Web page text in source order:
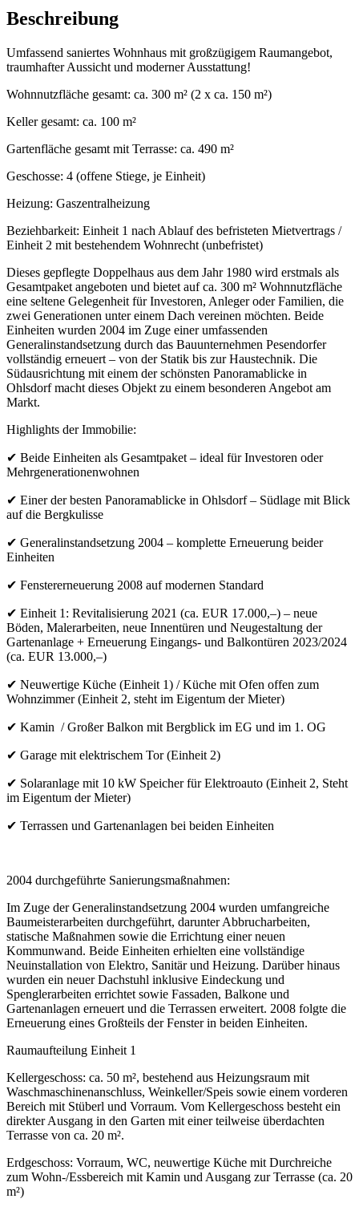
Beschreibung
Umfassend saniertes Wohnhaus mit großzügigem Raumangebot,
traumhafter Aussicht und moderner Ausstattung!
Wohnnutzfläche gesamt: ca. 300 m² (2 x ca. 150 m²)
Keller gesamt: ca. 100 m²
Gartenfläche gesamt mit Terrasse: ca. 490 m²
Geschosse: 4 (offene Stiege, je Einheit)
Heizung: Gaszentralheizung
Beziehbarkeit: Einheit 1 nach Ablauf des befristeten Mietvertrags /
Einheit 2 mit bestehendem Wohnrecht (unbefristet)
Dieses gepflegte Doppelhaus aus dem Jahr 1980 wird erstmals als
Gesamtpaket angeboten und bietet auf ca. 300 m² Wohnnutzfläche
eine seltene Gelegenheit für Investoren, Anleger oder Familien, die
zwei Generationen unter einem Dach vereinen möchten. Beide
Einheiten wurden 2004 im Zuge einer umfassenden
Generalinstandsetzung durch das Bauunternehmen Pesendorfer
vollständig erneuert – von der Statik bis zur Haustechnik. Die
Südausrichtung mit einem der schönsten Panoramablicke in
Ohlsdorf macht dieses Objekt zu einem besonderen Angebot am
Markt.
Highlights der Immobilie:
✔ Beide Einheiten als Gesamtpaket – ideal für Investoren oder
Mehrgenerationenwohnen
✔ Einer der besten Panoramablicke in Ohlsdorf – Südlage mit Blick
auf die Bergkulisse
✔ Generalinstandsetzung 2004 – komplette Erneuerung beider
Einheiten
✔ Fenstererneuerung 2008 auf modernen Standard
✔ Einheit 1: Revitalisierung 2021 (ca. EUR 17.000,–) – neue
Böden, Malerarbeiten, neue Innentüren und Neugestaltung der
Gartenanlage + Erneuerung Eingangs- und Balkontüren 2023/2024
(ca. EUR 13.000,–)
✔ Neuwertige Küche (Einheit 1) / Küche mit Ofen offen zum
Wohnzimmer (Einheit 2, steht im Eigentum der Mieter)
✔ Kamin / Großer Balkon mit Bergblick im EG und im 1. OG
✔ Garage mit elektrischem Tor (Einheit 2)
✔ Solaranlage mit 10 kW Speicher für Elektroauto (Einheit 2, Steht
im Eigentum der Mieter)
✔ Terrassen und Gartenanlagen bei beiden Einheiten
2004 durchgeführte Sanierungsmaßnahmen:
Im Zuge der Generalinstandsetzung 2004 wurden umfangreiche
Baumeisterarbeiten durchgeführt, darunter Abbrucharbeiten,
statische Maßnahmen sowie die Errichtung einer neuen
Kommunwand. Beide Einheiten erhielten eine vollständige
Neuinstallation von Elektro, Sanitär und Heizung. Darüber hinaus
wurden ein neuer Dachstuhl inklusive Eindeckung und
Spenglerarbeiten errichtet sowie Fassaden, Balkone und
Gartenanlagen erneuert und die Terrassen erweitert. 2008 folgte die
Erneuerung eines Großteils der Fenster in beiden Einheiten.
Raumaufteilung Einheit 1
Kellergeschoss: ca. 50 m², bestehend aus Heizungsraum mit
Waschmaschinenanschluss, Weinkeller/Speis sowie einem vorderen
Bereich mit Stüberl und Vorraum. Vom Kellergeschoss besteht ein
direkter Ausgang in den Garten mit einer teilweise überdachten
Terrasse von ca. 20 m².
Erdgeschoss: Vorraum, WC, neuwertige Küche mit Durchreiche
zum Wohn-/Essbereich mit Kamin und Ausgang zur Terrasse (ca. 20
m²)